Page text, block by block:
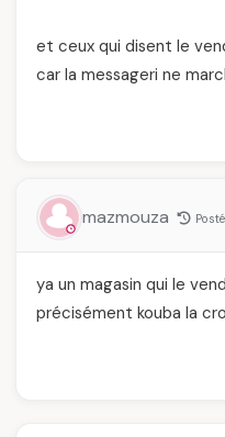
et ceux qui disent le
car la messageri ne
mazmouza
ya un magasin qui le
précisément kouba la